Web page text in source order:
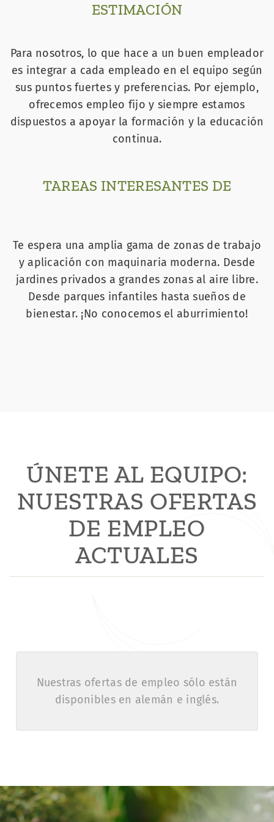
ESTIMACIÓN
Para nosotros, lo que hace a un buen empleador
es integrar a cada empleado en el equipo según
sus puntos fuertes y preferencias. Por ejemplo,
ofrecemos empleo fijo y siempre estamos
dispuestos a apoyar la formación y la educación
continua.
TAREAS INTERESANTES DE
Te espera una amplia gama de zonas de trabajo
y aplicación con maquinaria moderna. Desde
jardines privados a grandes zonas al aire libre.
Desde parques infantiles hasta sueños de
bienestar. ¡No conocemos el aburrimiento!
ÚNETE AL EQUIPO:
NUESTRAS OFERTAS
DE EMPLEO
ACTUALES
Nuestras ofertas de empleo sólo están
disponibles en alemán e inglés.